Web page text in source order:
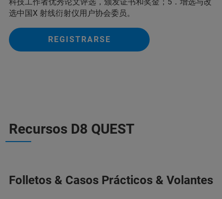
选中国X 射线衍射仪用户协会委员。
REGISTRARSE
Recursos D8 QUEST
Folletos & Casos Prácticos & Volantes